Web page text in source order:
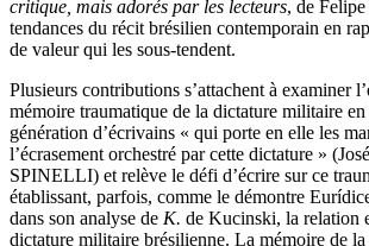
critique, mais adorés par les lecteurs, de
tendances du récit brésilien contemporain en
de valeur qui les sous-tendent.
Plusieurs contributions s’attachent à examiner
mémoire traumatique de la dictature militaire en
génération d’écrivains « qui porte en elle les
l’écrasement orchestré par cette dictature »
SPINELLI) et relève le défi d’écrire sur ce
établissant, parfois, comme le démontre
dans son analyse de K. de Kucinski, la relation
dictature militaire brésilienne. La mémoire de la